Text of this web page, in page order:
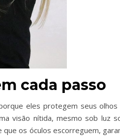
cada passo
eles protegem seus
visão nítida, mesmo sob luz
os óculos escorreguem,